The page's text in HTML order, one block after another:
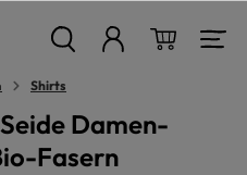
Shirts
Damen-
Fasern